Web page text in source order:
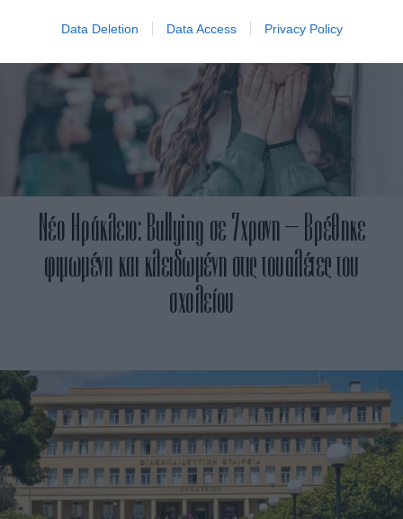
Data Deletion Data Access Privacy Policy
Νέο Ηράκλειο: Bullying σε 7χρονη – Βρέθηκε
φιμωμένη και κλειδωμένη στις τουαλέτες του
σχολείου